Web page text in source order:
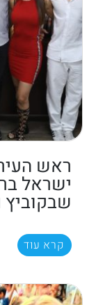
ראש
ישראל
שבקוביץ
קרא עוד